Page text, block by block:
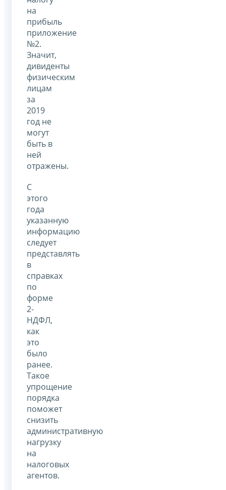
на
прибыль
приложение
№2.
Значит,
дивиденты
физическим
лицам
за
2019
год не
могут
быть в
ней
отражены.
С
этого
года
указанную
информацию
следует
представлять
в
справках
по
форме
2-
НДФЛ,
как
это
было
ранее.
Такое
упрощение
порядка
поможет
снизить
административную
нагрузку
на
налоговых
агентов.